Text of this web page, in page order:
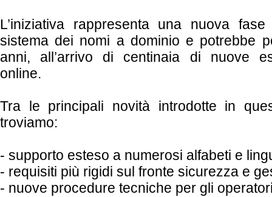
L’iniziativa rappresenta una nuova fase
sistema dei nomi a dominio e potrebbe
anni, all’arrivo di centinaia di nuove
online.
Tra le principali novità introdotte in
troviamo:
- supporto esteso a numerosi alfabeti e
- requisiti più rigidi sul fronte sicurezza e
- nuove procedure tecniche per gli